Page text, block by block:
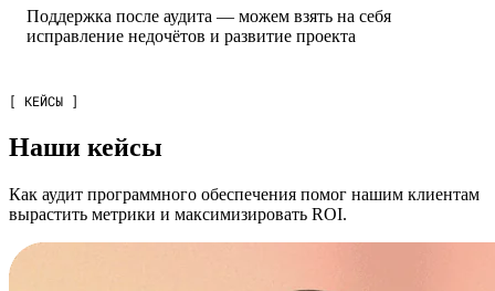
Поддержка после аудита — можем взять на себя
исправление недочётов и развитие проекта
[ КЕЙСЫ ]
Наши кейсы
Как аудит программного обеспечения помог нашим клиентам
вырастить метрики и максимизировать ROI.